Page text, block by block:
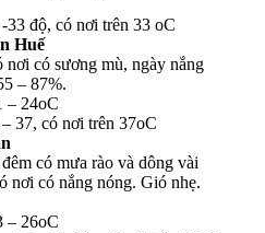
33 độ, có nơi trên 33 oC
Huế
nơi có sương mù, ngày nắng
– 87%.
– 24oC
37, có nơi trên 37oC
có mưa rào và dông vài
nơi có nắng nóng. Gió nhẹ.
– 26oC